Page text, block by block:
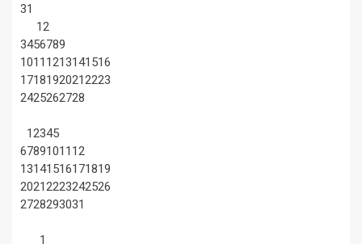
31
12
3456789
1011 1213141516
17181920212223
2425262728
12345
67891011 12
13141516171819
20212223242526
2728293031
1